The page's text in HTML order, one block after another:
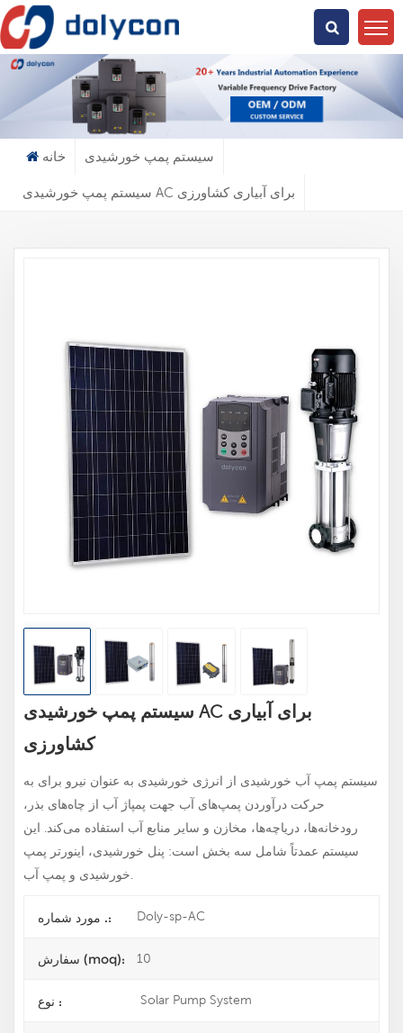
دنبال چی میگردی؟
خانه سیستم پمپ خورشیدی
سیستم پمپ خورشیدی AC برای آبیاری کشاورزی
سیستم پمپ خورشیدی AC برای آبیاری
کشاورزی
سیستم پمپ آب خورشیدی از انرژی خورشیدی به عنوان نیرو برای به
حرکت درآوردن پمپ‌های آب جهت پمپاژ آب از چاه‌های بذر،
رودخانه‌ها، دریاچه‌ها، مخازن و سایر منابع آب استفاده می‌کند. این
سیستم عمدتاً شامل سه بخش است: پنل خورشیدی، اینورتر پمپ
خورشیدی و پمپ آب.
مورد شماره .: Doly-sp-AC
سفارش (moq): 10
نوع : Solar Pump System